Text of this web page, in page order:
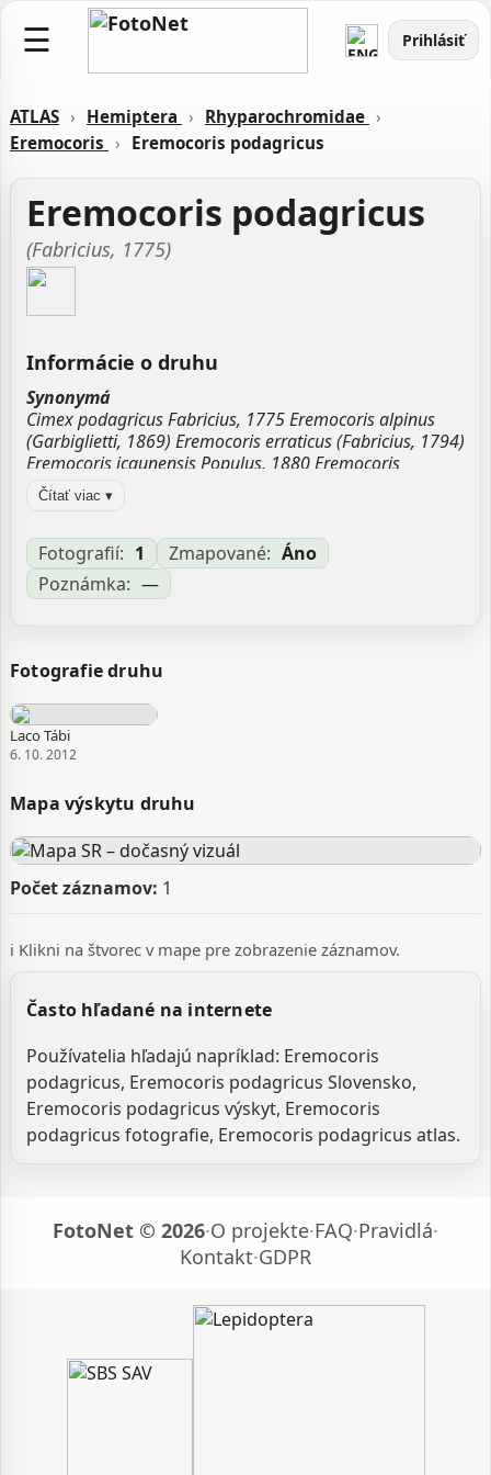
☰ Prihlásiť
ATLAS › Hemiptera › Rhyparochromidae ›
Eremocoris › Eremocoris podagricus
Eremocoris podagricus
(Fabricius, 1775)
Informácie o druhu
Synonymá
Cimex podagricus Fabricius, 1775 Eremocoris alpinus
(Garbiglietti, 1869) Eremocoris erraticus (Fabricius, 1794)
Eremocoris icaunensis Populus, 1880 Eremocoris
podagricus alpina Eremocoris podagricus podagricus
(Fabricius, 1775) Lygaeus podagricus (Fabricius, 1775)
Rhyparochromus alpinus Garbiglietti, 1869
Zdroj:GBIF
Čítať viac ▾
Fotografií: 1 Zmapované: Áno
Poznámka: —
Fotografie druhu
Laco Tábi
6. 10. 2012
Mapa výskytu druhu
Počet záznamov: 1
ℹ️ Klikni na štvorec v mape pre zobrazenie záznamov.
Často hľadané na internete
Používatelia hľadajú napríklad: Eremocoris
podagricus, Eremocoris podagricus Slovensko,
Eremocoris podagricus výskyt, Eremocoris
podagricus fotografie, Eremocoris podagricus atlas.
FotoNet © 2026·O projekte·FAQ·Pravidlá·
Kontakt·GDPR